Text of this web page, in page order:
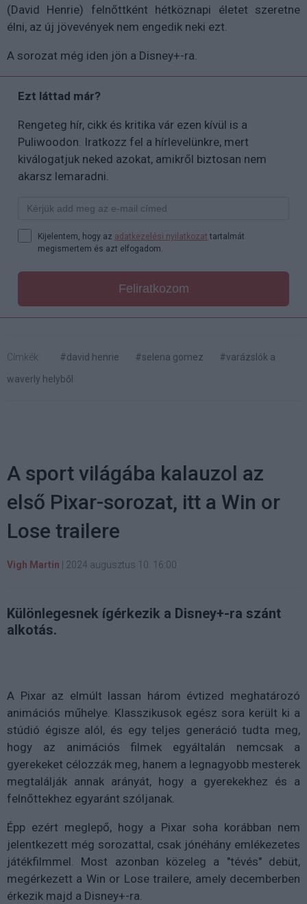
(David Henrie) felnőttként hétköznapi életet szeretne
élni, az új jövevények nem engedik neki ezt.
A sorozat még iden jön a Disney+-ra.
Ezt láttad már?
Rengeteg hír, cikk és kritika vár ezen kívül is a
Puliwoodon. Iratkozz fel a hírlevelünkre, mert
kiválogatjuk neked azokat, amikről biztosan nem
akarsz lemaradni.
Kijelentem, hogy az adatkezelési nyilatkozat tartalmát
megismertem és azt elfogadom.
Feliratkozom
Címkék: #david henrie #selena gomez
#varázslók a
waverly helyből
A sport világába kalauzol az
első Pixar-sorozat, itt a Win or
Lose trailere
Vigh Martin 2024 augusztus 10. 16:00
Különlegesnek ígérkezik a Disney+-ra szánt
alkotás.
A Pixar az elmúlt lassan három évtized meghatározó
animációs műhelye. Klasszikusok egész sora került ki a
stúdió égisze alól, és egy teljes generáció tudta meg,
hogy az animációs filmek egyáltalán nemcsak a
gyerekeket célozzák meg, hanem a legnagyobb mesterek
megtalálják annak arányát, hogy a gyerekekhez és a
felnőttekhez egyaránt szóljanak.
Épp ezért meglepő, hogy a Pixar soha korábban nem
jelentkezett még sorozattal, csak jónéhány emlékezetes
játékfilmmel. Most azonban közeleg a "tévés" debüt,
megérkezett a Win or Lose trailere, amely decemberben
érkezik majd a Disney+-ra.